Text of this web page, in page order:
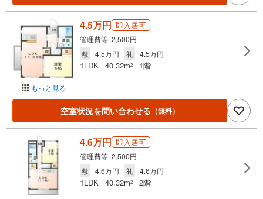
もっと見る
4.5万円 即入居可
管理費等 2,500円
敷
4.5万円 礼 4.5万円
1LDK 40.32m2 1階
空室状況を問い合わせる （無料）
4.6万円 即入居可
管理費等 2,500円
敷
4.6万円 礼 4.6万円
1LDK 40.32m2 2階